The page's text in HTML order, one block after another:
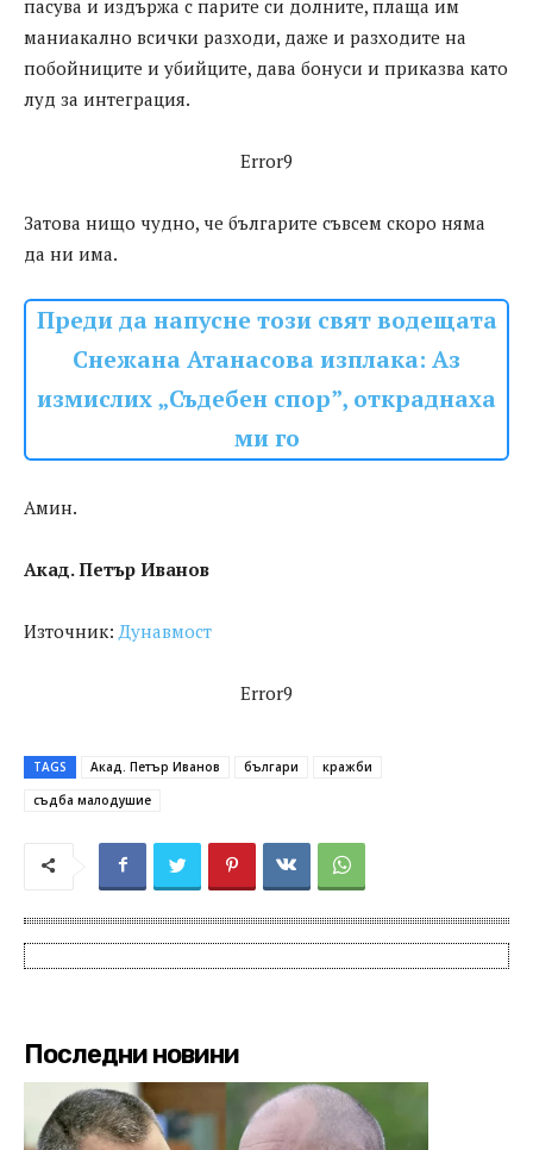
пасува и издържа с парите си долните, плаща им
маниакално всички разходи, даже и разходите на
побойниците и убийците, дава бонуси и приказва като
луд за интеграция.
Error9
Затова нищо чудно, че българите съвсем скоро няма
да ни има.
Преди да напусне този свят водещата
Снежана Атанасова изплака: Аз
измислих „Съдебен спор”, откраднаха
ми го
Амин.
Акад. Петър Иванов
Източник:Дунавмост
Error9
TAGS Акад. Петър Иванов българи
кражби
съдба малодушие
Последни новини